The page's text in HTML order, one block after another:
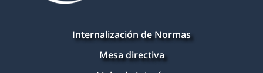
Internalización de Normas
Mesa directiva